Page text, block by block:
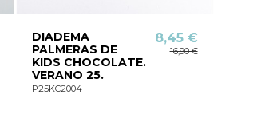
DIADEMA
PALMERAS DE
KIDS CHOCOLATE.
VERANO 25.
P25KC2004
8,45 €
16,90 €